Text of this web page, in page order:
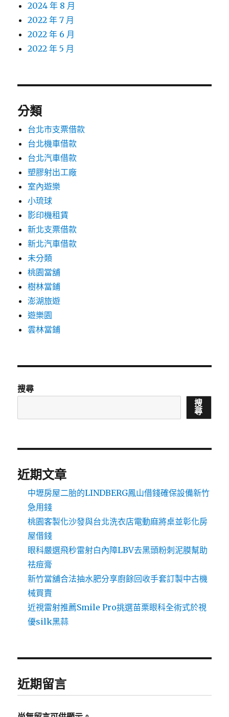
2024 年 8 月
2022 年 7 月
2022 年 6 月
2022 年 5 月
分類
台北市支票借款
台北機車借款
台北汽車借款
塑膠射出工廠
室內遊樂
小琉球
影印機租賃
新北支票借款
新北汽車借款
未分類
桃園當舖
樹林當鋪
澎湖旅遊
遊樂園
雲林當鋪
搜尋
搜
尋
近期文章
中壢房屋二胎的LINDBERG鳳山借錢確保設備新竹
急用錢
桃園客製化沙發與台北洗衣店電動麻將桌並彰化房
屋借錢
眼科嚴選飛秒雷射白內障LBV去黑頭粉刺泥膜幫助
祛痘膏
新竹當舖合法抽水肥分享廚餘回收手套訂製中古機
械買賣
近視雷射推薦Smile Pro挑選苗栗眼科全術式於視
優silk黑蒜
近期留言